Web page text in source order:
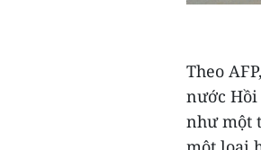
Theo
nước
như một